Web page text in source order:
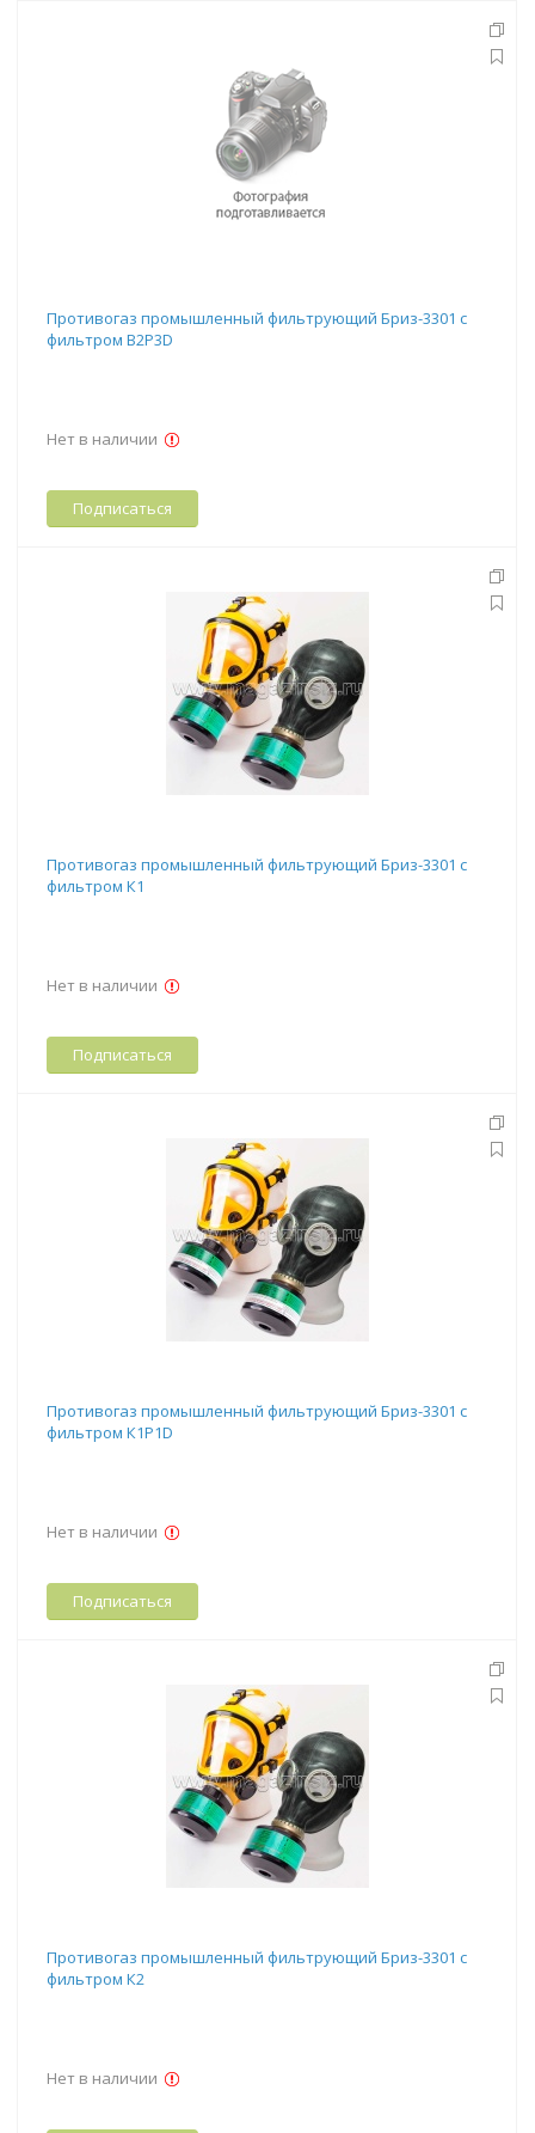
Противогаз промышленный фильтрующий Бриз-3301 с
фильтром В2Р3D
Нет в наличии
Подписаться
Противогаз промышленный фильтрующий Бриз-3301 с
фильтром К1
Нет в наличии
Подписаться
Противогаз промышленный фильтрующий Бриз-3301 с
фильтром К1Р1D
Нет в наличии
Подписаться
Противогаз промышленный фильтрующий Бриз-3301 с
фильтром К2
Нет в наличии